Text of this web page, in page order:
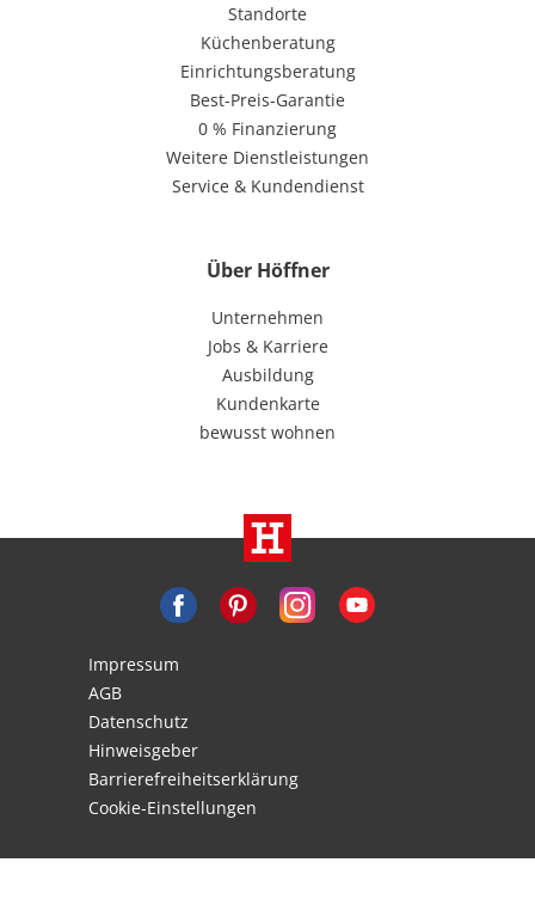
Standorte
Küchenberatung
Einrichtungsberatung
Best-Preis-Garantie
0 % Finanzierung
Weitere Dienstleistungen
Service & Kundendienst
Über Höffner
Unternehmen
Jobs & Karriere
Ausbildung
Kundenkarte
bewusst wohnen
Impressum
AGB
Datenschutz
Hinweisgeber
Barrierefreiheitserklärung
Cookie-Einstellungen